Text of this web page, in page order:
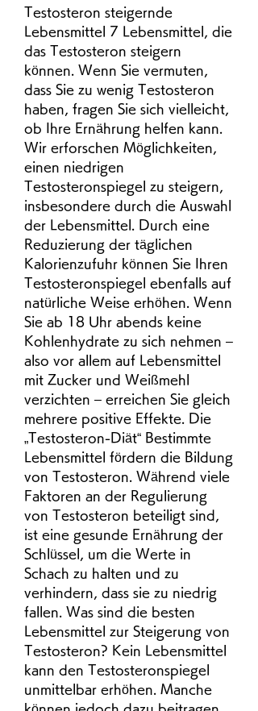
Testosteron steigernde
Lebensmittel 7 Lebensmittel, die
das Testosteron steigern
können. Wenn Sie vermuten,
dass Sie zu wenig Testosteron
haben, fragen Sie sich vielleicht,
ob Ihre Ernährung helfen kann.
Wir erforschen Möglichkeiten,
einen niedrigen
Testosteronspiegel zu steigern,
insbesondere durch die Auswahl
der Lebensmittel. Durch eine
Reduzierung der täglichen
Kalorienzufuhr können Sie Ihren
Testosteronspiegel ebenfalls auf
natürliche Weise erhöhen. Wenn
Sie ab 18 Uhr abends keine
Kohlenhydrate zu sich nehmen –
also vor allem auf Lebensmittel
mit Zucker und Weißmehl
verzichten – erreichen Sie gleich
mehrere positive Effekte. Die
„Testosteron-Diät“ Bestimmte
Lebensmittel fördern die Bildung
von Testosteron. Während viele
Faktoren an der Regulierung
von Testosteron beteiligt sind,
ist eine gesunde Ernährung der
Schlüssel, um die Werte in
Schach zu halten und zu
verhindern, dass sie zu niedrig
fallen. Was sind die besten
Lebensmittel zur Steigerung von
Testosteron? Kein Lebensmittel
kann den Testosteronspiegel
unmittelbar erhöhen. Manche
können jedoch dazu beitragen,